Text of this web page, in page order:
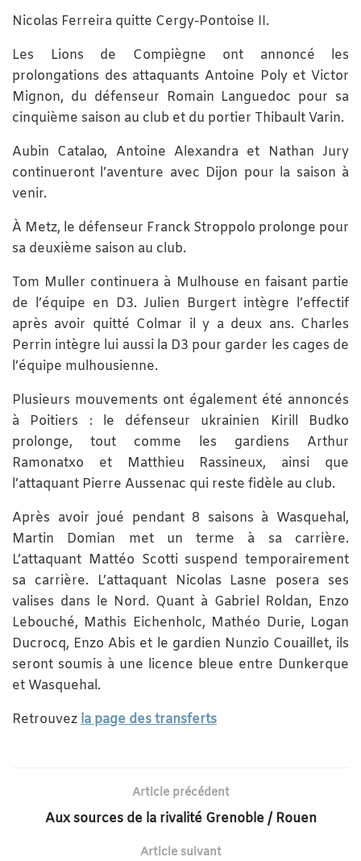
Nicolas Ferreira quitte Cergy-Pontoise II.
Les Lions de Compiègne ont annoncé les
prolongations des attaquants Antoine Poly et Victor
Mignon, du défenseur Romain Languedoc pour sa
cinquième saison au club et du portier Thibault Varin.
Aubin Catalao, Antoine Alexandra et Nathan Jury
continueront l’aventure avec Dijon pour la saison à
venir.
À Metz, le défenseur Franck Stroppolo prolonge pour
sa deuxième saison au club.
Tom Muller continuera à Mulhouse en faisant partie
de l’équipe en D3. Julien Burgert intègre l’effectif
après avoir quitté Colmar il y a deux ans. Charles
Perrin intègre lui aussi la D3 pour garder les cages de
l’équipe mulhousienne.
Plusieurs mouvements ont également été annoncés
à Poitiers : le défenseur ukrainien Kirill Budko
prolonge, tout comme les gardiens Arthur
Ramonatxo et Matthieu Rassineux, ainsi que
l’attaquant Pierre Aussenac qui reste fidèle au club.
Après avoir joué pendant 8 saisons à Wasquehal,
Martin Domian met un terme à sa carrière.
L’attaquant Mattéo Scotti suspend temporairement
sa carrière. L’attaquant Nicolas Lasne posera ses
valises dans le Nord. Quant à Gabriel Roldan, Enzo
Lebouché, Mathis Eichenholc, Mathéo Durie, Logan
Ducrocq, Enzo Abis et le gardien Nunzio Couaillet, ils
seront soumis à une licence bleue entre Dunkerque
et Wasquehal.
Retrouvezla page des transferts
Article précédent
Aux sources de la rivalité Grenoble / Rouen
Article suivant